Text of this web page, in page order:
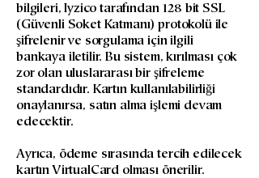
bilgileri, Iyzico tarafından 128 bit SSL
(Güvenli Soket Katmanı) protokolü ile
şifrelenir ve sorgulama için ilgili
bankaya iletilir. Bu sistem, kırılması çok
zor olan uluslararası bir şifreleme
standardıdır. Kartın kullanılabilirliği
onaylanırsa, satın alma işlemi devam
edecektir.
Ayrıca, ödeme sırasında tercih edilecek
kartın VirtualCard olması önerilir.